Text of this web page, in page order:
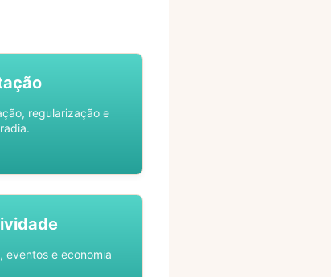
regularização e
eventos e economia